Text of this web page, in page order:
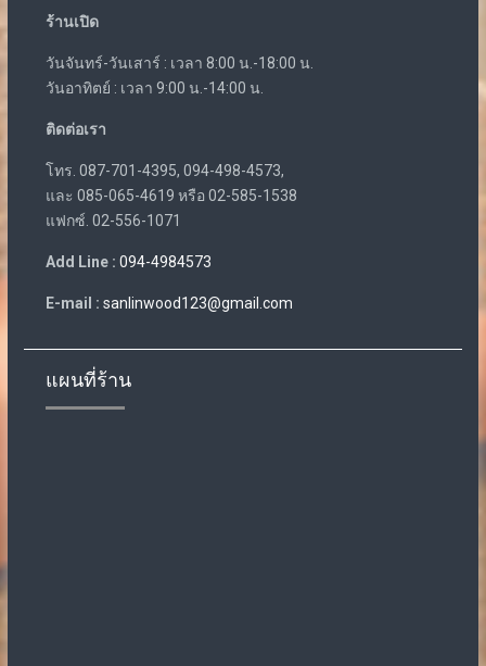
ร้านเปิด
วันจันทร์-วันเสาร์ : เวลา 8:00 น.-18:00 น.
วันอาทิตย์ : เวลา 9:00 น.-14:00 น.
ติดต่อเรา
โทร. 087-701-4395, 094-498-4573,
และ 085-065-4619 หรือ 02-585-1538
แฟกซ์. 02-556-1071
Add Line : 094-4984573
E-mail : sanlinwood123@gmail.com
แผนที่ร้าน